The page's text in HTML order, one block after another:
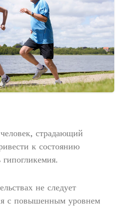
страдающий
к состоянию
не следует
с повышенным уровнем